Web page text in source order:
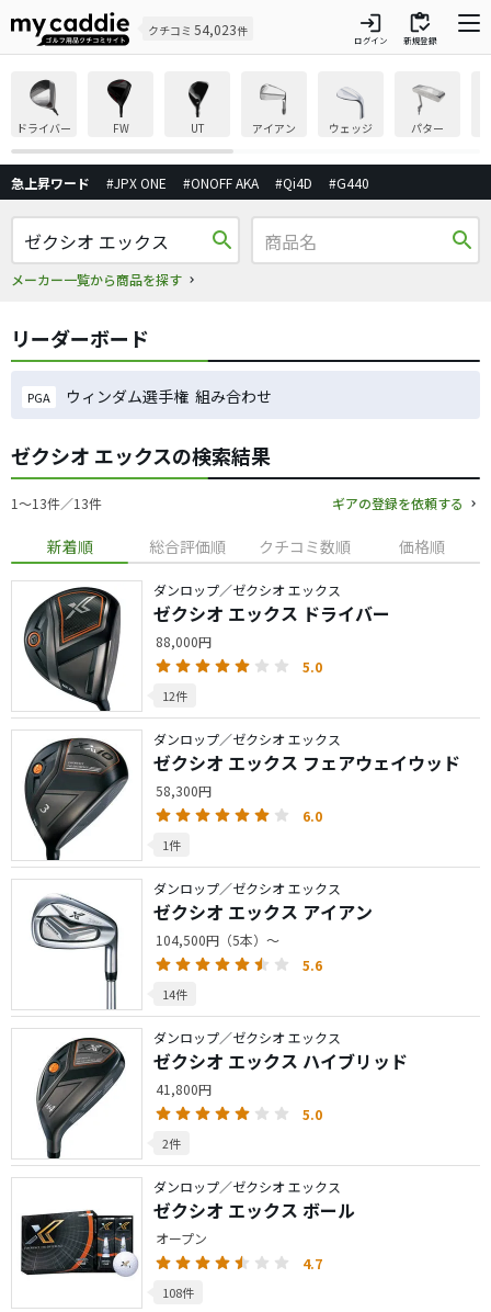
クチコミ 54,023件 login
ログイン
inventory
新規登録
ドライバー FW UT アイアン ウェッジ パター
急上昇ワード #JPX ONE #ONOFF AKA #Qi4D #G440
search
メーカー一覧から商品を探す
search
リーダーボード
PGA ウィンダム選手権 組み合わせ
ゼクシオ エックスの検索結果
1〜13件／13件 ギアの登録を依頼する
新着順 総合評価順 クチコミ数順 価格順
ダンロップ／ゼクシオ エックス
ゼクシオ エックス ドライバー
88,000円
5.0
12件
ダンロップ／ゼクシオ エックス
ゼクシオ エックス フェアウェイウッド
58,300円
6.0
1件
ダンロップ／ゼクシオ エックス
ゼクシオ エックス アイアン
104,500円（5本）～
5.6
14件
ダンロップ／ゼクシオ エックス
ゼクシオ エックス ハイブリッド
41,800円
5.0
2件
ダンロップ／ゼクシオ エックス
ゼクシオ エックス ボール
オープン
4.7
108件